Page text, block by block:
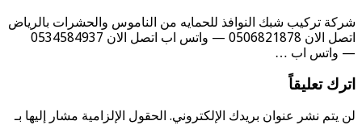
شركة تركيب شبك النوافذ للحمايه من الناموس والحشرات بالرياض
اتصل الان 0506821878 — واتس اب اتصل الان 0534584937
— واتس اب …
اترك تعليقاً
لن يتم نشر عنوان بريدك الإلكتروني. الحقول الإلزامية مشار إليها بـ